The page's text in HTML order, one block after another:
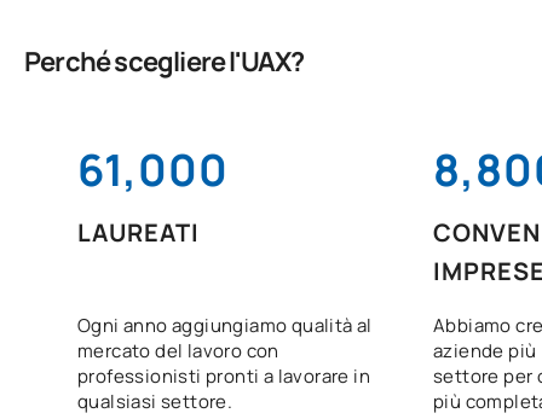
Perché scegliere l'UAX?
61,000
LAUREATI
Ogni anno aggiungiamo qualità al
mercato del lavoro con
professionisti pronti a lavorare in
qualsiasi settore.
Abbiamo
aziende
settore per
più